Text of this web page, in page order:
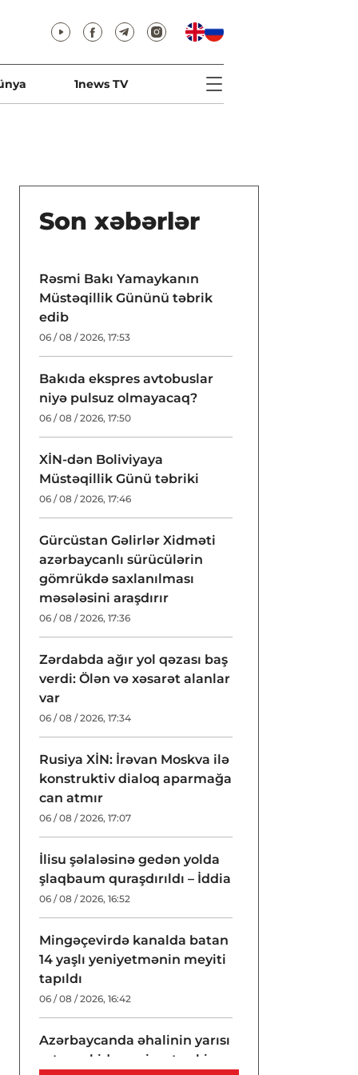
1news TV
Son xəbərlər
Rəsmi Bakı Yamaykanın
Müstəqillik Gününü təbrik
edib
06 / 08 / 2026, 17:53
Bakıda ekspres avtobuslar
niyə pulsuz olmayacaq?
06 / 08 / 2026, 17:50
XİN-dən Boliviyaya
Müstəqillik Günü təbriki
06 / 08 / 2026, 17:46
Gürcüstan Gəlirlər Xidməti
azərbaycanlı sürücülərin
gömrükdə saxlanılması
məsələsini araşdırır
06 / 08 / 2026, 17:36
Zərdabda ağır yol qəzası baş
verdi: Ölən və xəsarət alanlar
var
06 / 08 / 2026, 17:34
Rusiya XİN: İrəvan Moskva ilə
konstruktiv dialoq aparmağa
can atmır
06 / 08 / 2026, 17:07
İlisu şəlaləsinə gedən yolda
şlaqbaum quraşdırıldı – İddia
06 / 08 / 2026, 16:52
Mingəçevirdə kanalda batan
14 yaşlı yeniyetmənin meyiti
tapıldı
06 / 08 / 2026, 16:42
Azərbaycanda əhalinin yarısı
artıq çəkidən əziyyət çəkir